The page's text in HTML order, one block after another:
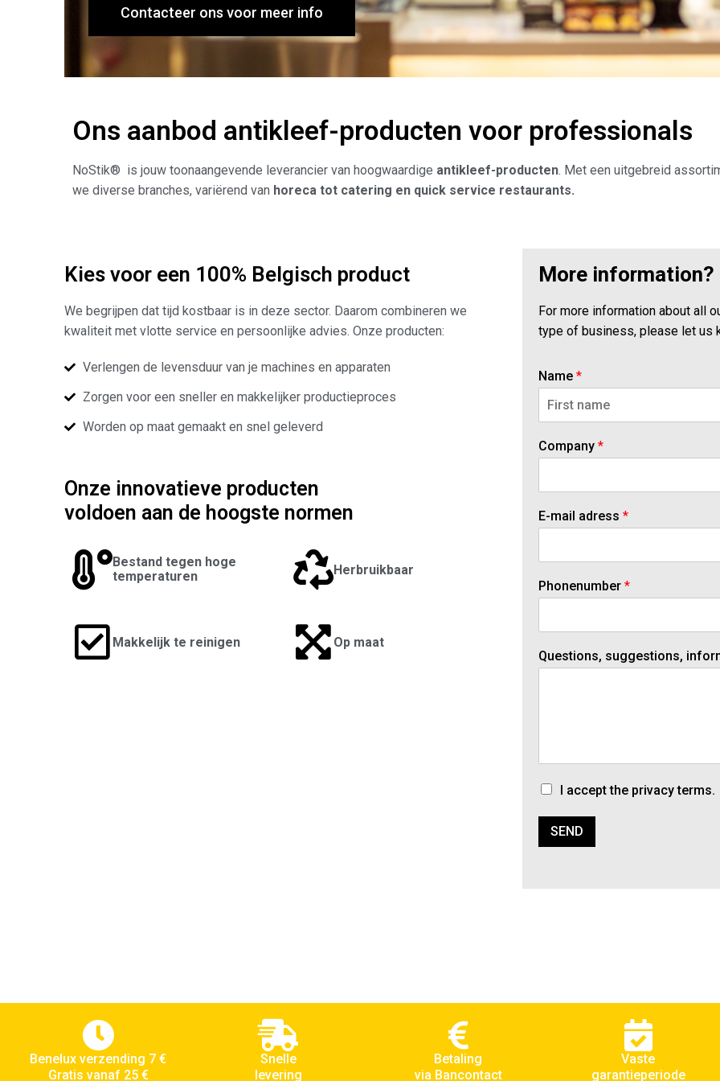
Contacteer ons voor meer info
Ons aanbod antikleef-producten voor professionals
NoStik® is jouw toonaangevende leverancier van hoogwaardige antikleef-producten. Met een uitgebreid
we diverse branches, variërend van horeca tot catering en quick service restaurants.
Kies voor een 100% Belgisch product
We begrijpen dat tijd kostbaar is in deze sector. Daarom combineren we
kwaliteit met vlotte service en persoonlijke advies. Onze producten:
Verlengen de levensduur van je machines en apparaten
Zorgen voor een sneller en makkelijker productieproces
Worden op maat gemaakt en snel geleverd
Onze innovatieve producten
voldoen aan de hoogste normen
Bestand tegen hoge
temperaturen
Herbruikbaar
Makkelijk te reinigen Op maat
More information?
For more information about all
type of business, please let us
Name *
o
o
a
m
Company *
E-mail adress *
Phonenumber *
Questions, suggestions,
I accept the privacy terms.
SEND
Benelux verzending 7 €
Gratis vanaf 25 €
Snelle
levering
Betaling
via Bancontact
Vaste
garantieperiode